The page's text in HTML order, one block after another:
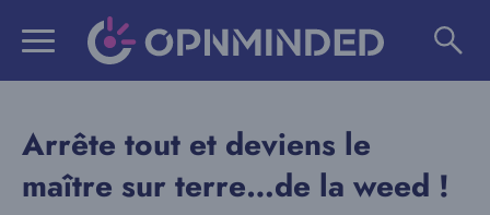
Arrête tout et deviens le
maître sur terre…de la weed !